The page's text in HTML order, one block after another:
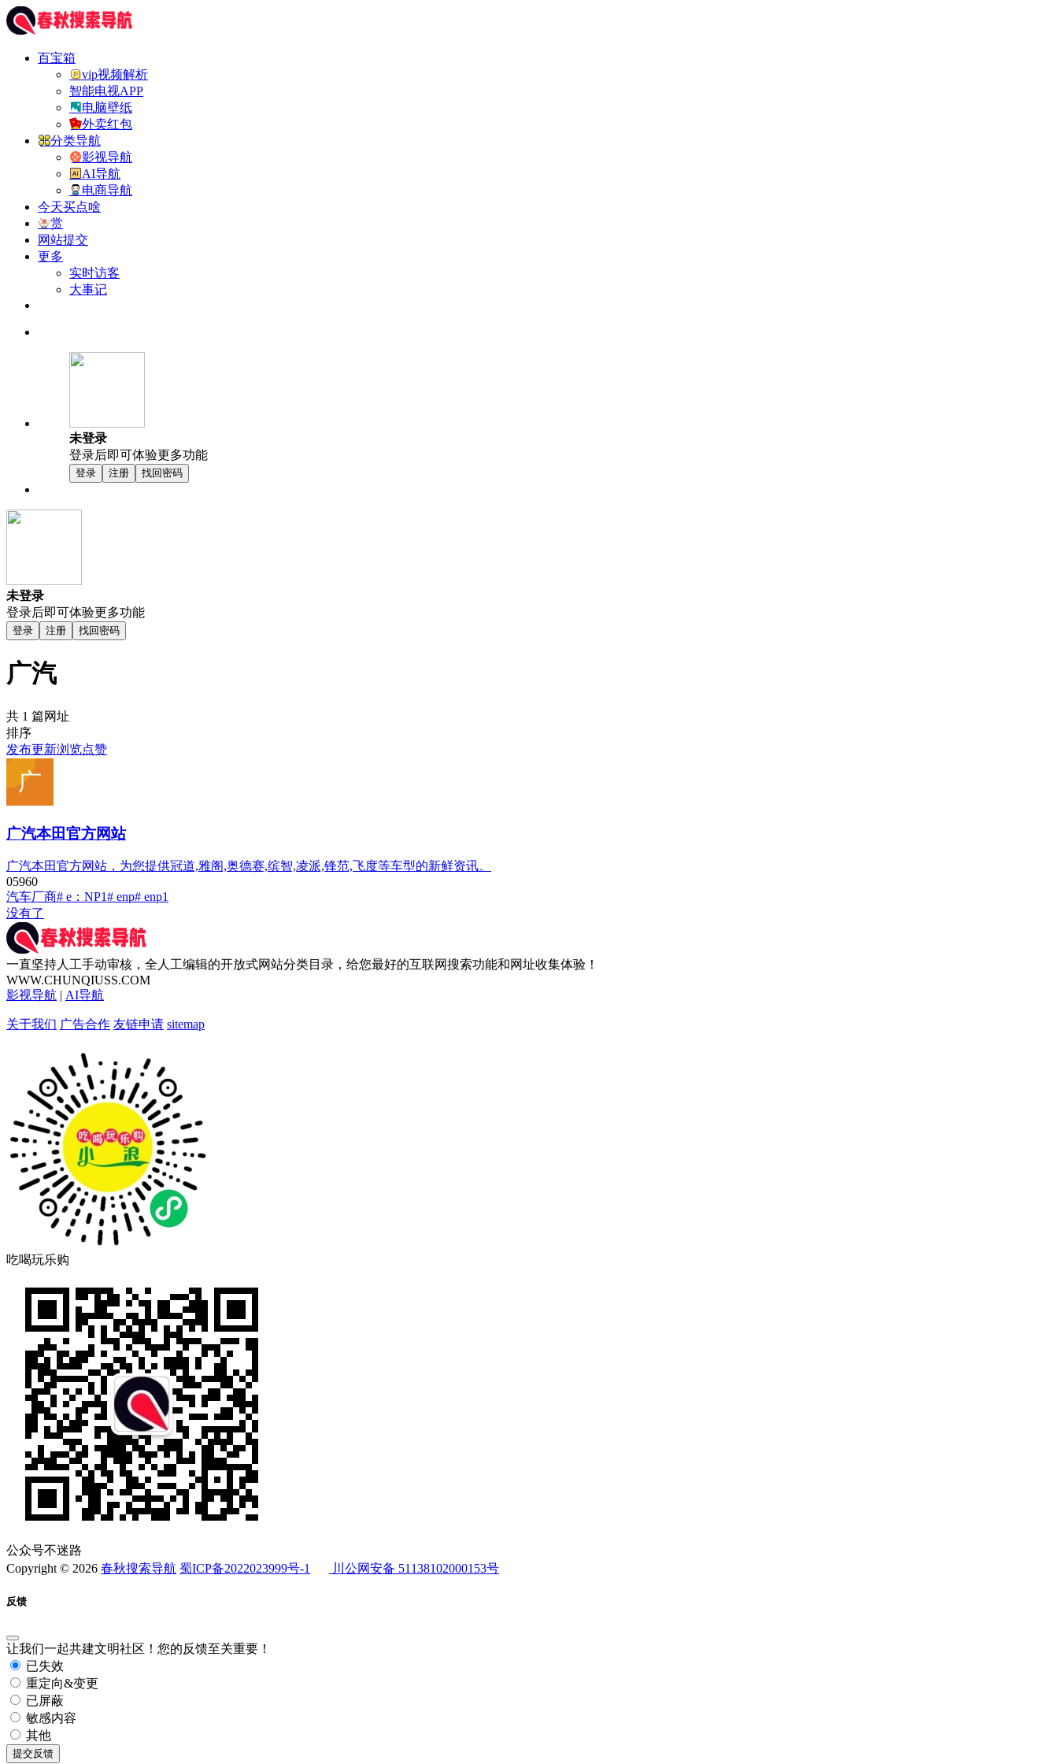
百宝箱
vip视频解析
智能电视APP
电脑壁纸
外卖红包
分类导航
影视导航
AI导航
电商导航
今天买点啥
赏
网站提交
更多
实时访客
大事记
未登录
登录后即可体验更多功能
登录 注册 找回密码
未登录
登录后即可体验更多功能
登录 注册 找回密码
广汽
共 1 篇网址
排序
发布更新浏览点赞
广汽本田官方网站
广汽本田官方网站，为您提供冠道,雅阁,奥德赛,缤智,凌派,锋范,飞度等车型的新鲜资讯。
05960
汽车厂商# e：NP1# enp# enp1
没有了
一直坚持人工手动审核，全人工编辑的开放式网站分类目录，给您最好的互联网搜索功能和网址收集体验！
WWW.CHUNQIUSS.COM
影视导航 | AI导航
关于我们 广告合作 友链申请 sitemap
吃喝玩乐购
公众号不迷路
Copyright © 2026 春秋搜索导航 蜀ICP备2022023999号-1 川公网安备 51138102000153号
反馈
让我们一起共建文明社区！您的反馈至关重要！
已失效
重定向&变更
已屏蔽
敏感内容
其他
提交反馈